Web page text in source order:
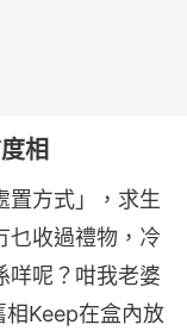
相
置方式」，求生
乜收過禮物，冷
咩呢？咁我老婆
Keep在盒內放